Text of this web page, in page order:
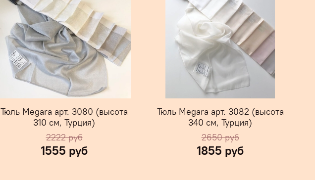
Тюль Megara арт. 3080 (высота
310 см, Турция)
2222 руб
1555 руб
Тюль Megara арт. 3082 (высота
340 см, Турция)
2650 руб
1855 руб